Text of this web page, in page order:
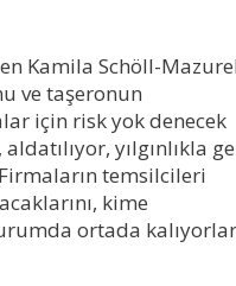
Kamila Schöll-
ve taşeronun
için risk yok denecek
yılgınlıkla
temsilcileri
kime
ortada